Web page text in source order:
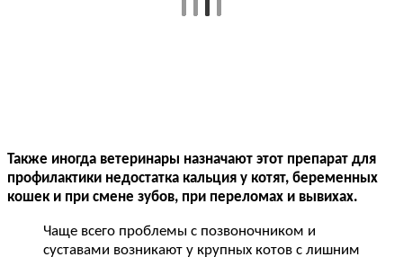
Также иногда ветеринары назначают этот препарат для
профилактики недостатка кальция у котят, беременных
кошек и при смене зубов, при переломах и вывихах.
Чаще всего проблемы с позвоночником и
суставами возникают у крупных котов с лишним